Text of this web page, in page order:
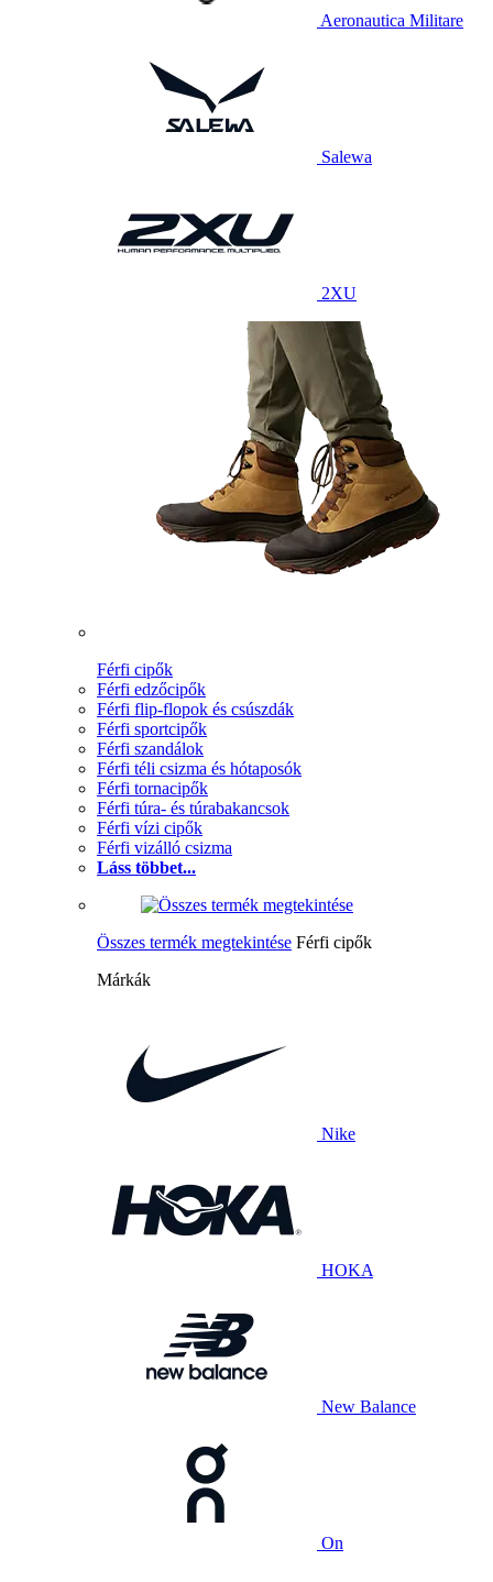
Aeronautica Militare
Salewa
2XU
Férfi cipők
Férfi edzőcipők
Férfi flip-flopok és csúszdák
Férfi sportcipők
Férfi szandálok
Férfi téli csizma és hótaposók
Férfi tornacipők
Férfi túra- és túrabakancsok
Férfi vízi cipők
Férfi vizálló csizma
Láss többet...
Összes termék megtekintése Férfi cipők
Márkák
Nike
HOKA
New Balance
On